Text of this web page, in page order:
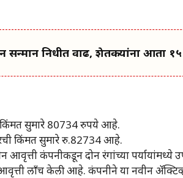
सन्मान निधीत वाढ, शेतकऱ्यांना आता
सुमारे 80734 रुपये आहे.
किंमत सुमारे रु.82734 आहे.
आवृत्ती कंपनीकडून दोन रंगांच्या
आवृत्ती लाँच केली आहे. कंपनीने या नवीन